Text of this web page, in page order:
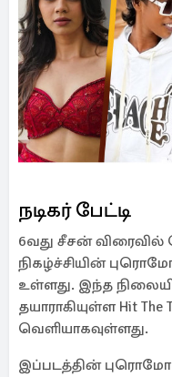
நடிகர் பேட்டி
6வது சீசன்
நிகழ்ச்சியின்
உள்ளது. இந்த
தயாராகியுள்ள Hit The
வெளியாகவுள்ளது.
இப்படத்தின்